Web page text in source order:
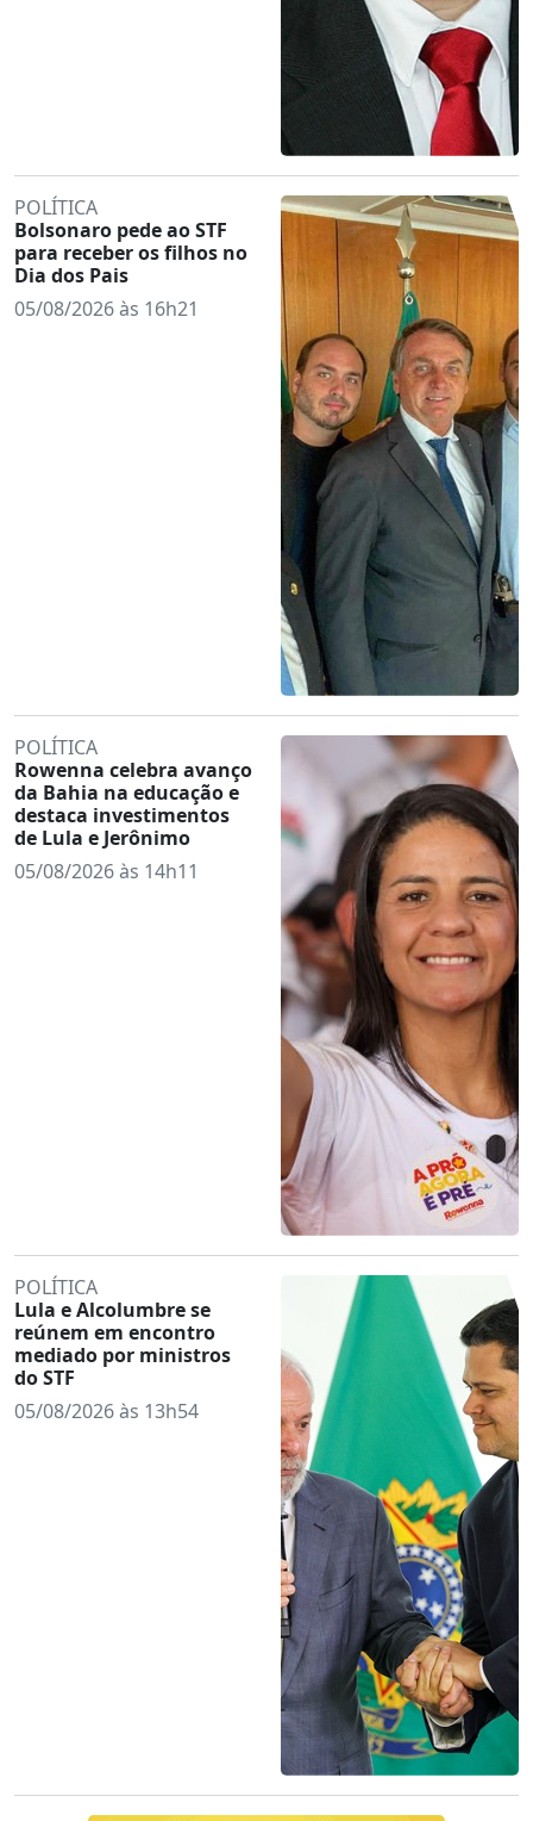
POLÍTICA
Bolsonaro pede ao STF
para receber os filhos no
Dia dos Pais
05/08/2026 às 16h21
POLÍTICA
Rowenna celebra avanço
da Bahia na educação e
destaca investimentos
de Lula e Jerônimo
05/08/2026 às 14h11
POLÍTICA
Lula e Alcolumbre se
reúnem em encontro
mediado por ministros
do STF
05/08/2026 às 13h54